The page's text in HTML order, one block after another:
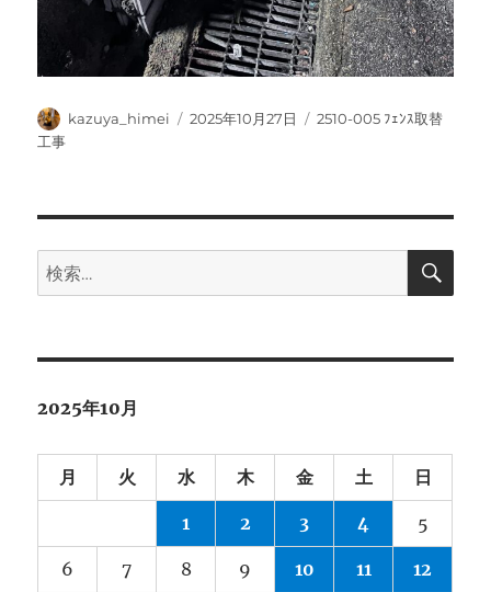
投
kazuya_himei
投
2025年10月27日
カ
2510-005 ﾌｪﾝｽ取替
工事
検
索:
検
2025年10月
月 火 水 木 金 土 日
1 2 3 4 5
6 7 8 9 10 11 12